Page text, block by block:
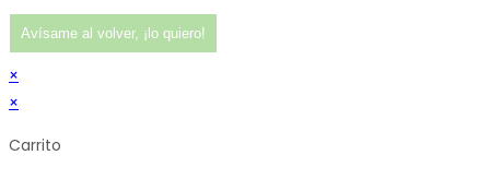
Avísame al volver, ¡lo quiero!
×
×
Carrito